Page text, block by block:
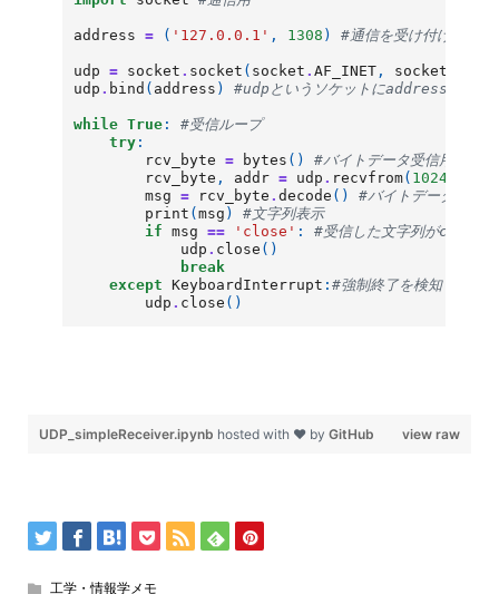
view raw
UDP_simpleReceiver.ipynb hosted with ❤ by GitHub
工学・情報学メモ